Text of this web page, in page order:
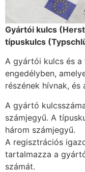
Gyártói kulcs
típuskulcs
A gyártói kulcs és a
engedélyben,
részének hívnak, és
A gyártó
számjegyű. A
három számjegyű.
A regisztrációs
tartalmazza a
számát.